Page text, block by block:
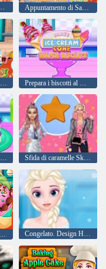
suore Appuntamento di San Valentino in cucina di Roxie
Samosa indiano della cucina di Roxie
Prepara una torta di coriandoli arcobaleno Sfida di caramelle Skibidi
Roxie's Kitchen Congelato. Design Hairstyle